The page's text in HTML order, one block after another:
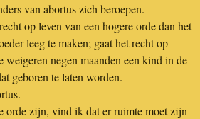
van abortus zich beroepen.
op leven van een hogere orde dan het
leeg te maken; gaat het recht op
weigeren negen maanden een kind in de
geboren te laten worden.
orde zijn, vind ik dat er ruimte moet zijn